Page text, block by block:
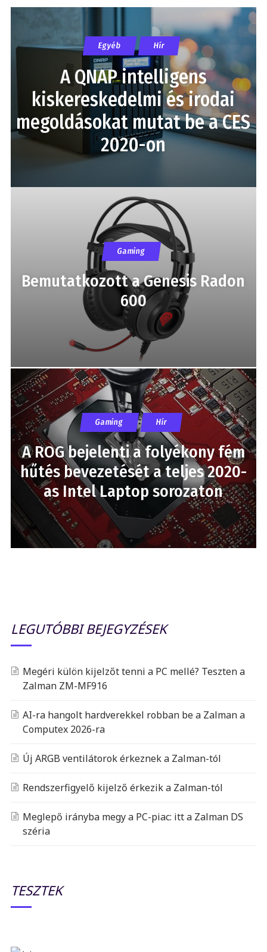
Egyéb Hír
A QNAP intelligens
kiskereskedelmi és irodai
megoldásokat mutat be a CES
2020-on
Gaming
Bemutatkozott a Genesis Radon
600
Gaming Hír
A ROG bejelenti a folyékony fém
hűtés bevezetését a teljes 2020-
as Intel Laptop sorozaton
LEGUTÓBBI BEJEGYZÉSEK
Megéri külön kijelzőt tenni a PC mellé? Teszten a
Zalman ZM-MF916
AI-ra hangolt hardverekkel robban be a Zalman a
Computex 2026-ra
Új ARGB ventilátorok érkeznek a Zalman-tól
Rendszerfigyelő kijelző érkezik a Zalman-tól
Meglepő irányba megy a PC-piac: itt a Zalman DS
széria
TESZTEK